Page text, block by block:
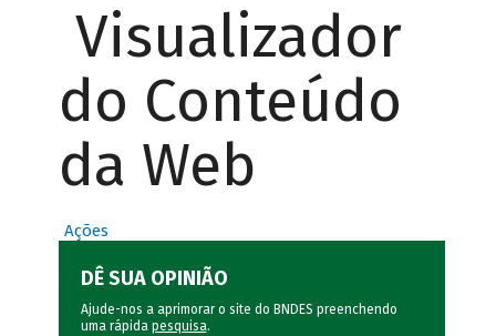
Visualizador
do Conteúdo
da Web
Ações
DÊ SUA OPINIÃO
Ajude-nos a aprimorar o site do BNDES preenchendo
uma rápida pesquisa.